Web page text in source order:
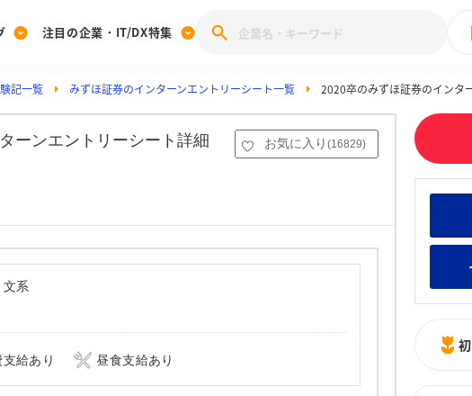
[27卒] 本選考体験記投稿キャンペーン
みんなのDX企業就職ブランド調査
みんなの新卒就職人気企業ラ
注目の企業・IT/DX特集
28卒 IT・DX現場社員イン
記一覧 みずほ証券のインターンエントリーシート一覧 2020卒のみずほ証券のインタ
ーンエントリーシート詳細
お気に入り (16829)
文系
給あり 昼食支給あり